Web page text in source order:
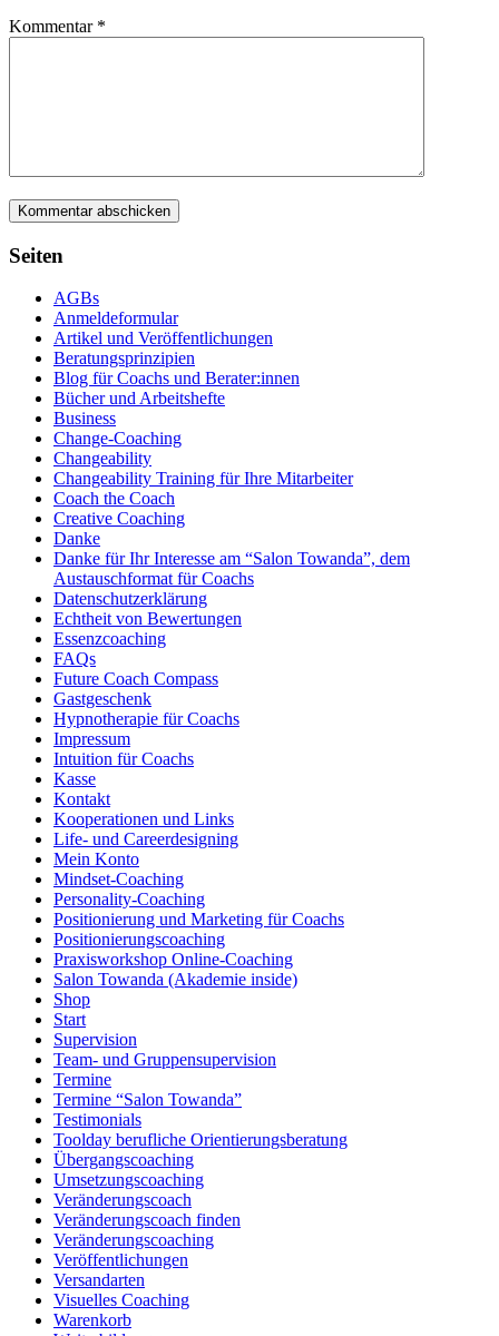
Kommentar *
Seiten
AGBs
Anmeldeformular
Artikel und Veröffentlichungen
Beratungsprinzipien
Blog für Coachs und Berater:innen
Bücher und Arbeitshefte
Business
Change-Coaching
Changeability
Changeability Training für Ihre Mitarbeiter
Coach the Coach
Creative Coaching
Danke
Danke für Ihr Interesse am “Salon Towanda”, dem
Austauschformat für Coachs
Datenschutzerklärung
Echtheit von Bewertungen
Essenzcoaching
FAQs
Future Coach Compass
Gastgeschenk
Hypnotherapie für Coachs
Impressum
Intuition für Coachs
Kasse
Kontakt
Kooperationen und Links
Life- und Careerdesigning
Mein Konto
Mindset-Coaching
Personality-Coaching
Positionierung und Marketing für Coachs
Positionierungscoaching
Praxisworkshop Online-Coaching
Salon Towanda (Akademie inside)
Shop
Start
Supervision
Team- und Gruppensupervision
Termine
Termine “Salon Towanda”
Testimonials
Toolday berufliche Orientierungsberatung
Übergangscoaching
Umsetzungscoaching
Veränderungscoach
Veränderungscoach finden
Veränderungscoaching
Veröffentlichungen
Versandarten
Visuelles Coaching
Warenkorb